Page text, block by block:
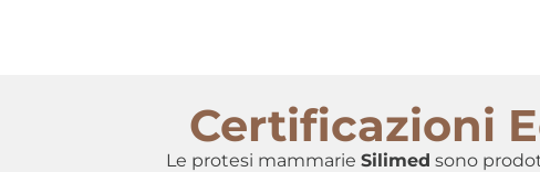
Certificazioni
Le protesi mammarie Silimed sono